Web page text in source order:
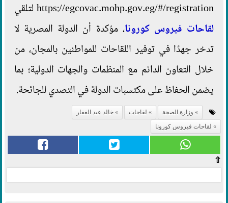
https://egcovac.mohp.gov.eg/#/registration لتلقي
لقاحات فيروس كورونا، مؤكدة أن الدولة المصرية لا
تدخر جهدًا في توفير اللقاحات للمواطنين بالمجان، من
خلال التعاون الدائم مع المنظمات والجهات الدولية؛ بما
يضمن الحفاظ على مكتسبات الدولة في التصدي للجائحة.
وزارة الصحة لقاحات
خالد عبد الغفار
لقاحات فيروس كورونا
⇧